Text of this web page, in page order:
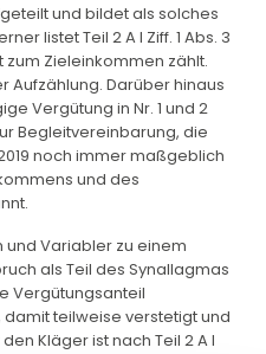
und bildet als solches
listet Teil 2 A I Ziff. 1 Abs. 3
zum Zieleinkommen zählt.
Aufzählung. Darüber hinaus
Vergütung in Nr. 1 und 2
Begleitvereinbarung, die
2019 noch immer maßgeblich
und des
und Variabler zu einem
als Teil des Synallagmas
Vergütungsanteil
teilweise verstetigt und
Kläger ist nach Teil 2 A I